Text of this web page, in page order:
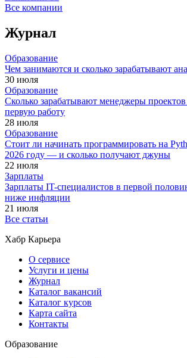
Все компании
Журнал
Образование
Чем занимаются и сколько зарабатывают
30 июля
Образование
Сколько зарабатывают менеджеры
первую работу
28 июля
Образование
Стоит ли начинать программировать на
2026 году — и сколько получают джуны
22 июля
Зарплаты
Зарплаты IT-специалистов в первой
ниже инфляции
21 июля
Все статьи
Хабр Карьера
О сервисе
Услуги и цены
Журнал
Каталог вакансий
Каталог курсов
Карта сайта
Контакты
Образование